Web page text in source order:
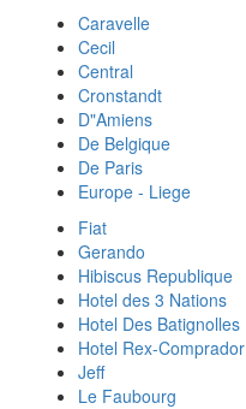
Caravelle
Cecil
Central
Cronstandt
D"Amiens
De Belgique
De Paris
Europe - Liege
Fiat
Gerando
Hibiscus Republique
Hotel des 3 Nations
Hotel Des Batignolles
Hotel Rex-Comprador
Jeff
Le Faubourg